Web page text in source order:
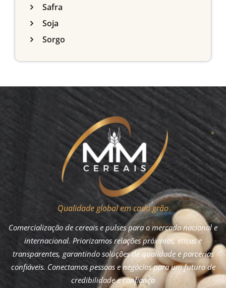
Safra
Soja
Sorgo
Qualidade global em cada grão
Comercialização de cereais e pulses para o mercado nacional e
internacional. Priorizamos relações próximas, éticas e
transparentes, garantindo soluções de qualidade e parcerias
confiáveis. Conectamos pessoas e negócios para um futuro de
credibilidade e confiança